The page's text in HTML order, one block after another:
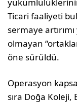
Ticari faaliyeti
sermaye
olmayan
öne sürüldü.
Operasyon
sıra Doğa